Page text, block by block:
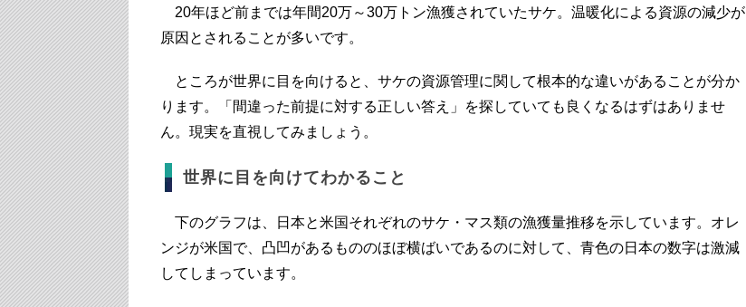
20年ほど前までは年間20万～30万トン漁獲されていたサケ。温暖化による資源の減少が
原因とされることが多いです。
ところが世界に目を向けると、サケの資源管理に関して根本的な違いがあることが分か
ります。「間違った前提に対する正しい答え」を探していても良くなるはずはありませ
ん。現実を直視してみましょう。
世界に目を向けてわかること
下のグラフは、日本と米国それぞれのサケ・マス類の漁獲量推移を示しています。オレ
ンジが米国で、凸凹があるもののほぼ横ばいであるのに対して、青色の日本の数字は激減
してしまっています。